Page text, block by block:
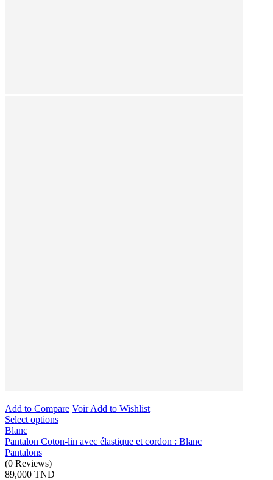
Add to Compare VoirAdd to Wishlist
Select options
Blanc
Pantalon Coton-lin avec élastique et cordon : Blanc
Pantalons
(0 Reviews)
89,000 TND